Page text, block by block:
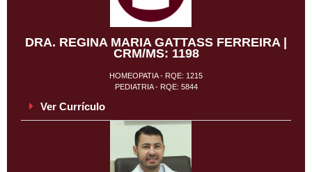
DRA. REGINA MARIA GATTASS FERREIRA |
CRM/MS: 1198
HOMEOPATIA - RQE: 1215
PEDIATRIA - RQE: 5844
Ver Currículo